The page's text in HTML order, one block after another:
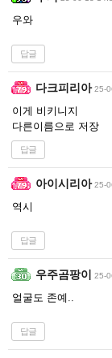
우와
답글
다크피리아 25-
이게 비키니지
다른이름으로 저장
답글
아이시리아 25-
역시
답글
우주곰팡이 25-
얼굴도 존예..
답글